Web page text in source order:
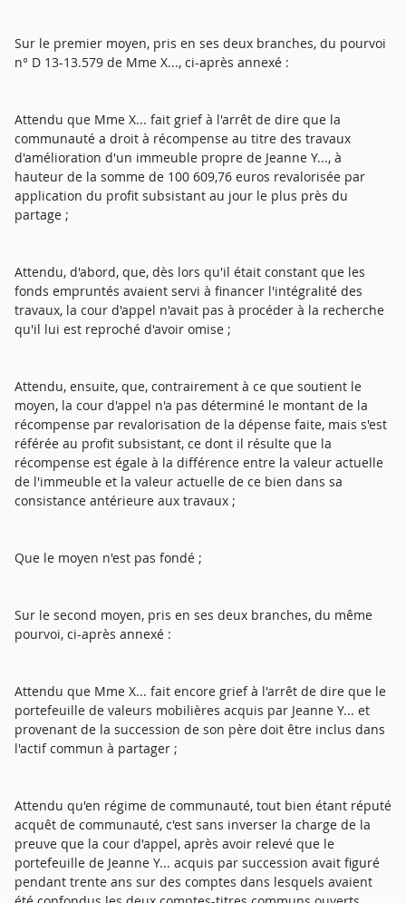
Sur le premier moyen, pris en ses deux branches, du pourvoi
n° D 13-13.579 de Mme X..., ci-après annexé :
Attendu que Mme X... fait grief à l'arrêt de dire que la
communauté a droit à récompense au titre des travaux
d'amélioration d'un immeuble propre de Jeanne Y..., à
hauteur de la somme de 100 609,76 euros revalorisée par
application du profit subsistant au jour le plus près du
partage ;
Attendu, d'abord, que, dès lors qu'il était constant que les
fonds empruntés avaient servi à financer l'intégralité des
travaux, la cour d'appel n'avait pas à procéder à la recherche
qu'il lui est reproché d'avoir omise ;
Attendu, ensuite, que, contrairement à ce que soutient le
moyen, la cour d'appel n'a pas déterminé le montant de la
récompense par revalorisation de la dépense faite, mais s'est
référée au profit subsistant, ce dont il résulte que la
récompense est égale à la différence entre la valeur actuelle
de l'immeuble et la valeur actuelle de ce bien dans sa
consistance antérieure aux travaux ;
Que le moyen n'est pas fondé ;
Sur le second moyen, pris en ses deux branches, du même
pourvoi, ci-après annexé :
Attendu que Mme X... fait encore grief à l'arrêt de dire que le
portefeuille de valeurs mobilières acquis par Jeanne Y... et
provenant de la succession de son père doit être inclus dans
l'actif commun à partager ;
Attendu qu'en régime de communauté, tout bien étant réputé
acquêt de communauté, c'est sans inverser la charge de la
preuve que la cour d'appel, après avoir relevé que le
portefeuille de Jeanne Y... acquis par succession avait figuré
pendant trente ans sur des comptes dans lesquels avaient